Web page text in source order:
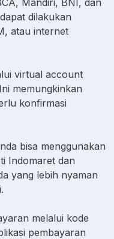
dilakukan
atau internet
virtual account
memungkinkan
konfirmasi
bisa menggunakan
Indomaret dan
yang lebih nyaman
melalui kode
pembayaran